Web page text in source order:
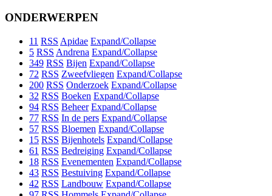
ONDERWERPEN
11 RSS Apidae Expand/Collapse
5 RSS Andrena Expand/Collapse
349 RSS Bijen Expand/Collapse
72 RSS Zweefvliegen Expand/Collapse
200 RSS Onderzoek Expand/Collapse
32 RSS Boeken Expand/Collapse
94 RSS Beheer Expand/Collapse
77 RSS In de pers Expand/Collapse
57 RSS Bloemen Expand/Collapse
15 RSS Bijenhotels Expand/Collapse
61 RSS Bedreiging Expand/Collapse
18 RSS Evenementen Expand/Collapse
43 RSS Bestuiving Expand/Collapse
42 RSS Landbouw Expand/Collapse